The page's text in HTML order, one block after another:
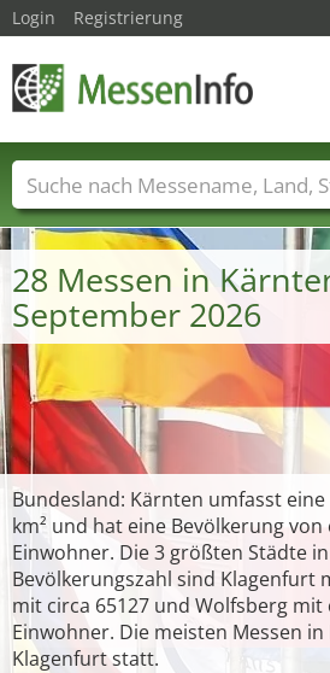
28 Messen in
September 2026
Bundesland: Kärnten umfasst
km² und hat eine Bevölkerung von
Einwohner. Die 3 größten Städte
Bevölkerungszahl sind Klagenfurt
mit circa 65127 und Wolfsberg mit
Einwohner. Die meisten Messen
Klagenfurt statt.
Login Registrierung
Messenamen Länder
Dienstleisterbranchen